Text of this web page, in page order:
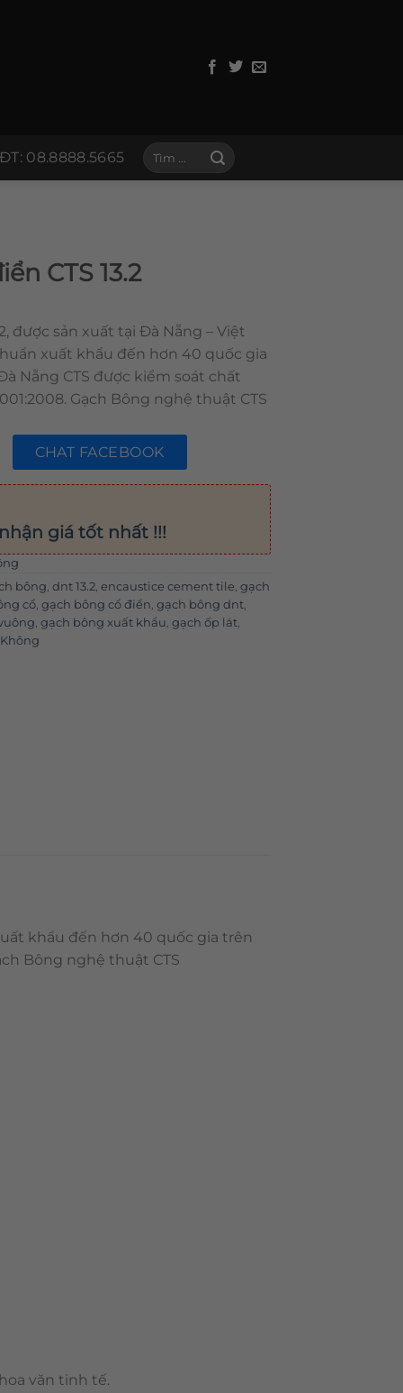
ĐT: 08.8888.5665
Tìm
CTS 13.2
được sản xuất tại Đà Nẵng – Việt
xuất khẩu đến hơn 40 quốc gia
Nẵng CTS được kiểm soát chất
Gạch Bông nghệ thuật CTS
CHAT FACEBOOK
giá tốt nhất !!!
bông, dnt 13.2, encaustice cement tile, gạch
cổ, gạch bông cổ điển, gạch bông dnt,
, gạch bông xuất khẩu, gạch ốp lát,
khẩu đến hơn 40 quốc gia trên
Bông nghệ thuật CTS
văn tinh tế.